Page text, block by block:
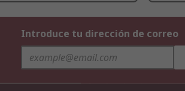
Introduce tu dirección de correo